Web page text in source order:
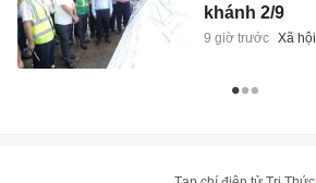
khánh 2/9
9 giờ trước Xã hội